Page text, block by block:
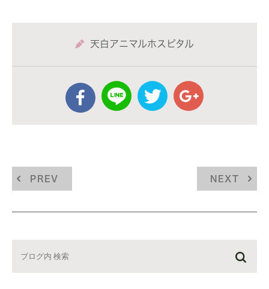
天白アニマルホスピタル
PREV NEXT